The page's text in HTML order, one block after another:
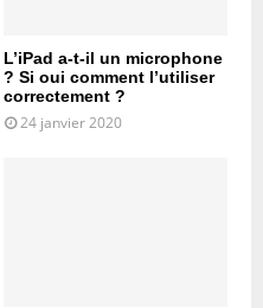
L’iPad a-t-il un microphone
? Si oui comment l’utiliser
correctement ?
24 janvier 2020